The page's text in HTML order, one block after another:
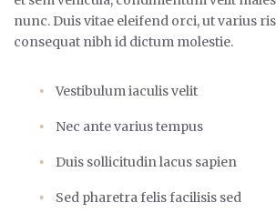
nunc. Duis vitae eleifend orci, ut varius
consequat nibh id dictum molestie.
Vestibulum iaculis velit
Nec ante varius tempus
Duis sollicitudin lacus sapien
Sed pharetra felis facilisis sed